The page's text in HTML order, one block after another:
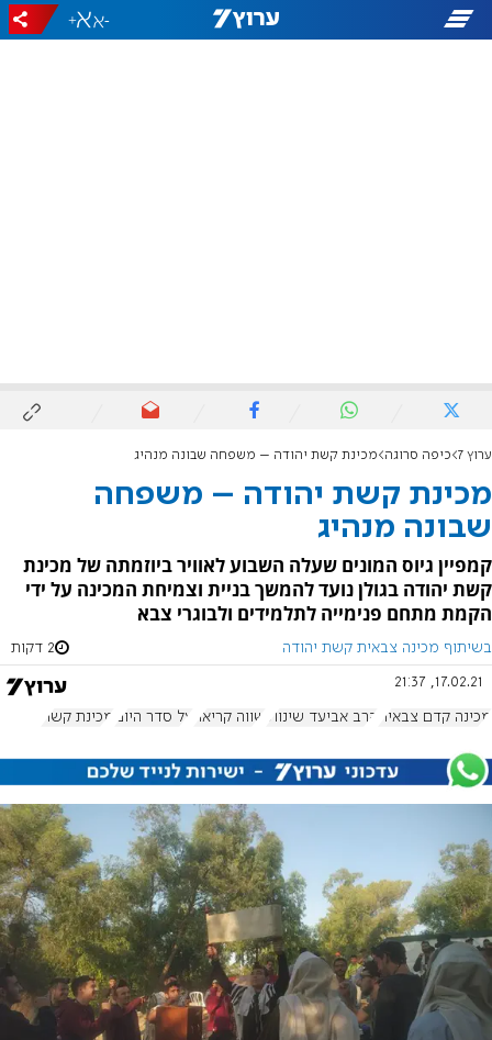
-
+
ערוץ 7 כיפה סרוגה מכינת קשת יהודה – משפחה שבונה מנהיג
מכינת קשת יהודה – משפחה
שבונה מנהיג
קמפיין גיוס המונים שעלה השבוע לאוויר ביוזמתה של מכינת
קשת יהודה בגולן נועד להמשך בניית וצמיחת המכינה על ידי
הקמת מתחם פנימייה לתלמידים ולבוגרי צבא
בשיתוף מכינה צבאית קשת יהודה 2 דקות
17.02.21, 21:37
מכינה קדם צבאית הרב אביעד שינוול שווה קריאה על סדר היום מכינת קשת